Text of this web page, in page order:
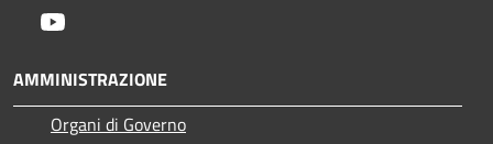
AMMINISTRAZIONE
Organi di Governo